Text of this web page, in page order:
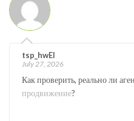
tsp_hwEl
July 27, 2026
Как проверить, реально ли
продвижение?